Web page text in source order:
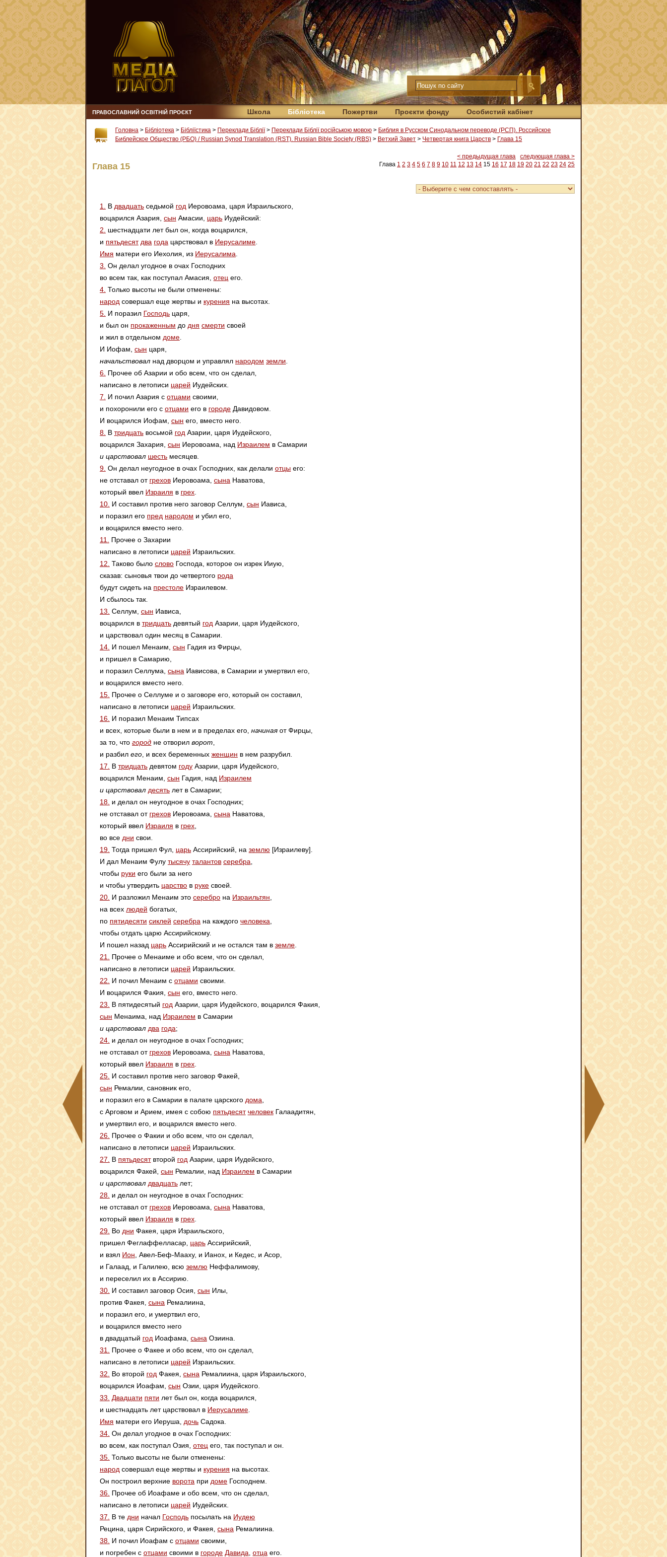
ПРАВОСЛАВНИЙ ОСВІТНІЙ ПРОЄКТ Школа Бібліотека Пожертви Проєкти фонду Особистий кабінет
Головна > Бібліотека > Бібліїстика > Переклади Біблії> Переклади Біблії російською мовою > Библия в Русском Синодальном переводе (РСП). Российское
Библейское Общество (РБО) / Russian Synod Translation (RST). Russian Bible Society (RBS) > Ветхий Завет > Четвертая книга Царств > Глава 15
Глава 15
< предыдущая глава
следующая глава >
Глава 1 2 3 4 5 6 7 8 9 10 11 12 13 14 15 16 17 18 19 20 21 22 23 24 25
1. В двадцать седьмой год Иеровоама, царя Израильского,
воцарился Азария, сын Амасии, царь Иудейский:
2.
шестнадцати лет был он, когда воцарился,
и пятьдесят два года царствовал в Иерусалиме
Имя матери его Иехолия, из Иерусалима
3. Он делал угодное в очах Господних
во всем так, как поступал Амасия, отец его.
4. Только высоты не были отменены:
народ совершал еще жертвы и курения на высотах.
5. И поразил Господь царя,
и был он прокаженным до дня смерти своей
и жил в отдельном доме
И Иофам, сын царя,
начальствовал над дворцом и управлял народом земли
6. Прочее об Азарии и обо всем, что он сделал,
написано в летописи царей Иудейских.
7.
И почил Азария с отцами своими,
и похоронили его с отцами его в городе Давидовом.
И воцарился Иофам, сын его, вместо него.
8. В тридцать восьмой год Азарии, царя Иудейского,
воцарился Захария, сын Иеровоама, над Израилем в Самарии
и царствовал шесть месяцев.
9. Он делал неугодное в очах Господних, как делали отцы его:
не отставал от грехов Иеровоама, сына Наватова,
который ввел Израиля в грех
10. И составил против него заговор Селлум, сын Иависа,
и поразил его пред народом и убил его,
и воцарился вместо него.
11.
Прочее о Захарии
написано в летописи царей Израильских.
12. Таково было слово Господа, которое он изрек Ииую,
сказав: сыновья твои до четвертого рода
будут сидеть на престоле Израилевом.
И сбылось так.
13. Селлум, сын Иависа,
воцарился в тридцать девятый год Азарии, царя Иудейского,
и царствовал один месяц в Самарии.
14. И пошел Менаим, сын Гадия из Фирцы,
и пришел в Самарию,
и поразил Селлума, сына Иависова, в Самарии и умертвил его,
и воцарился вместо него.
15. Прочее о Селлуме и о заговоре его, который он составил,
написано в летописи царей Израильских.
16. И поразил Менаим Типсах
и всех, которые были в нем и в пределах его, начинаяот Фирцы,
за то, что город не отворил ворот
и разбил его , и всех беременных женщин в нем разрубил.
17.
В тридцать девятом году Азарии, царя Иудейского,
воцарился Менаим, сын Гадия, над Израилем
и царствовал десять лет в Самарии;
18. и делал он неугодное в очах Господних;
не отставал от грехов Иеровоама, сына Наватова,
который ввел Израиля в грех
во все дни свои.
19. Тогда пришел Фул, царь Ассирийский, на землю [Израилеву].
И дал Менаим Фулу тысячу талантов серебра
чтобы руки его были за него
и чтобы утвердить царство в руке своей.
20. И разложил Менаим это серебро на Израильтян
на всех людей богатых,
по пятидесяти сиклей серебра на каждого человека
чтобы отдать царю Ассирийскому.
И пошел назад царь Ассирийский и не остался там в земле
21.
Прочее о Менаиме и обо всем, что он сделал,
написано в летописи царей Израильских.
22.
И почил Менаим с отцами своими.
И воцарился Факия, сын его, вместо него.
23.
В пятидесятый год Азарии, царя Иудейского, воцарился Факия,
сын Менаима, над Израилем в Самарии
и царствовал два года;
24. и делал он неугодное в очах Господних;
не отставал от грехов Иеровоама, сына Наватова,
который ввел Израиля в грех
25. И составил против него заговор Факей,
сын Ремалии, сановник его,
и поразил его в Самарии в палате царского дома
с Арговом и Арием, имея с собою пятьдесят человек Галаадитян,
и умертвил его, и воцарился вместо него.
26. Прочее о Факии и обо всем, что он сделал,
написано в летописи царей Израильских.
27.
В пятьдесятвторой год Азарии, царя Иудейского,
воцарился Факей, сын Ремалии, над Израилем в Самарии
и царствовал двадцать лет;
28. и делал он неугодное в очах Господних:
не отставал от грехов Иеровоама, сына Наватова,
который ввел Израиля в грех
29. Во дни Факея, царя Израильского,
пришел Феглаффелласар, царь Ассирийский,
и взял Ион , Авел-Беф-Мааху, и Ианох, и Кедес, и Асор,
и Галаад, и Галилею, всю землю Неффалимову,
и переселил их в Ассирию.
30. И составил заговор Осия, сын Илы,
против Факея, сына Ремалиина,
и поразил его, и умертвил его,
и воцарился вместо него
в двадцатый год Иоафама, сына Озиина.
31.
Прочее о Факее и обо всем, что он сделал,
написано в летописи царей Израильских.
32.
Во второй год Факея, сына Ремалиина, царя Израильского,
воцарился Иоафам, сын Озии, царя Иудейского.
33.
Двадцати пяти лет был он, когда воцарился,
и шестнадцать лет царствовал в Иерусалиме
Имя матери его Иеруша, дочь Садока.
34. Он делал угодное в очах Господних:
во всем, как поступал Озия, отец его, так поступал и он.
35. Только высоты не были отменены:
народ совершал еще жертвы и курения на высотах.
Он построил верхние ворота при доме Господнем.
36. Прочее об Иоафаме и обо всем, что он сделал,
написано в летописи царей Иудейских.
37.
В те дни начал Господь посылать на Иудею
Рецина, царя Сирийского, и Факея, сына Ремалиина.
38. И почил Иоафам с отцами своими,
и погребен с отцами своими в городе Давида отца его.